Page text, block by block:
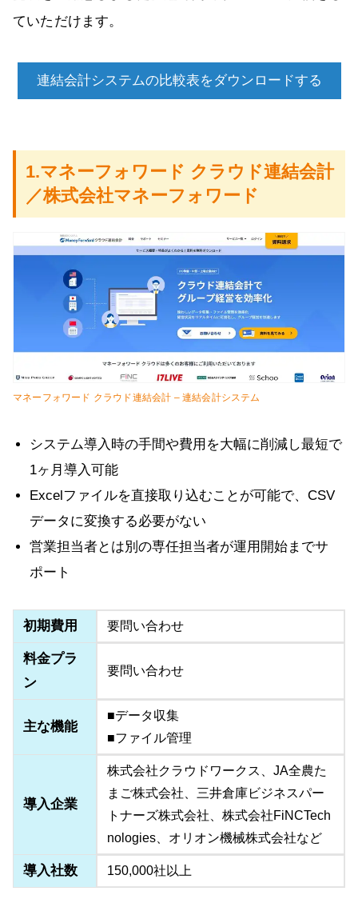
ていただけます。
連結会計システムの比較表をダウンロードする
1.マネーフォワード クラウド連結会計
／株式会社マネーフォワード
マネーフォワード クラウド連結会計 – 連結会計システム
システム導入時の手間や費用を大幅に削減し最短で
1ヶ月導入可能
Excelファイルを直接取り込むことが可能で、CSV
データに変換する必要がない
営業担当者とは別の専任担当者が運用開始までサ
ポート
初期費用 要問い合わせ
料金プラ
ン
要問い合わせ
主な機能
■データ収集
■ファイル管理
導入企業
株式会社クラウドワークス、JA全農た
まご株式会社、三井倉庫ビジネスパー
トナーズ株式会社、株式会社FiNCTech
nologies、オリオン機械株式会社など
導入社数 150,000社以上